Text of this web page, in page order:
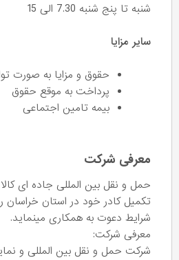
شنبه تا پنج شنبه 7.30 الی 15
سایر مزایا
حقوق و مزایا به صورت
پرداخت به موقع حقوق
بیمه تامین اجتماعی
معرفی شرکت
حمل و نقل بین المللی جاده ای
تکمیل کادر خود در استان‌ خراسان
شرایط دعوت به همکاری مینماید.
معرفی شرکت:
شرکت حمل و نقل بین المللی و